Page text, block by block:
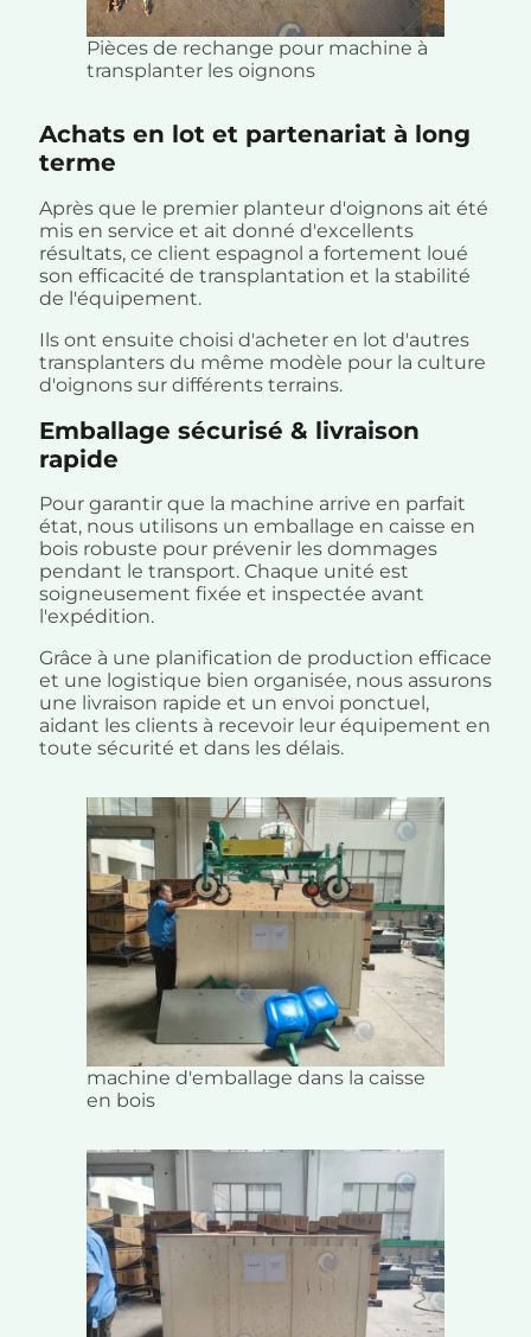
Pièces de rechange pour machine à
transplanter les oignons
Achats en lot et partenariat à long
terme
Après que le premier planteur d'oignons ait été
mis en service et ait donné d'excellents
résultats, ce client espagnol a fortement loué
son efficacité de transplantation et la stabilité
de l'équipement.
Ils ont ensuite choisi d'acheter en lot d'autres
transplanters du même modèle pour la culture
d'oignons sur différents terrains.
Emballage sécurisé & livraison
rapide
Pour garantir que la machine arrive en parfait
état, nous utilisons un emballage en caisse en
bois robuste pour prévenir les dommages
pendant le transport. Chaque unité est
soigneusement fixée et inspectée avant
l'expédition.
Grâce à une planification de production efficace
et une logistique bien organisée, nous assurons
une livraison rapide et un envoi ponctuel,
aidant les clients à recevoir leur équipement en
toute sécurité et dans les délais.
machine d'emballage dans la caisse
en bois